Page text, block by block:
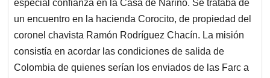
especial confianza en la Casa de Nariño. Se trataba de
un encuentro en la hacienda Corocito, de propiedad del
coronel chavista Ramón Rodríguez Chacín. La misión
consistía en acordar las condiciones de salida de
Colombia de quienes serían los enviados de las Farc a